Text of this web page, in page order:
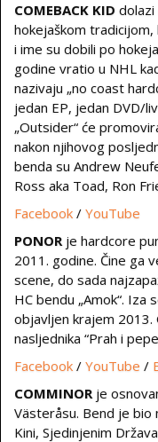
COMEBACK KID
hokejaškom tradicijom,
i ime su dobili po
godine vratio u NHL
nazivaju „no coast
jedan EP, jedan DVD/
„Outsider“ će
nakon njihovog
benda su Andrew
Ross aka Toad, Ron
Facebook / YouTube
PONORje hardcore
2011. godine. Čine ga
scene, do sada
HC bendu „Amok“. Iza
objavljen krajem 2013.
nasljednika “Prah i
Facebook / YouTube /
COMMINORje
Västeråsu. Bend je bio
Kini, Sjedinjenim